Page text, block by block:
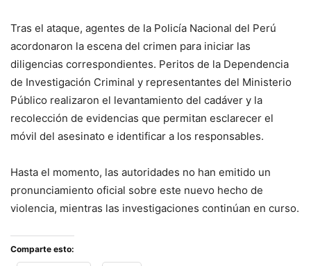
Tras el ataque, agentes de la Policía Nacional del Perú
acordonaron la escena del crimen para iniciar las
diligencias correspondientes. Peritos de la Dependencia
de Investigación Criminal y representantes del Ministerio
Público realizaron el levantamiento del cadáver y la
recolección de evidencias que permitan esclarecer el
móvil del asesinato e identificar a los responsables.
Hasta el momento, las autoridades no han emitido un
pronunciamiento oficial sobre este nuevo hecho de
violencia, mientras las investigaciones continúan en curso.
Comparte esto: